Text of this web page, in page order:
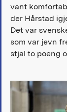
vant
der Hårstad
Det var
som var jevn
stjal to poeng